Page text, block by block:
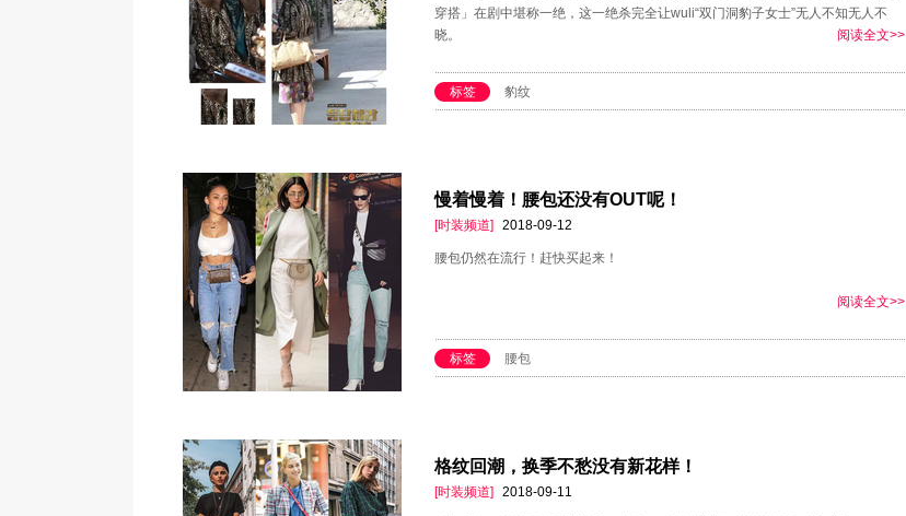
穿搭」在剧中堪称一绝，这一绝杀完全让wuli“双门洞豹子女士”无人不知无人不
晓。
阅读全文>>
标签 豹纹
慢着慢着！腰包还没有OUT呢！
[时装频道] 2018-09-12
腰包仍然在流行！赶快买起来！
阅读全文>>
标签 腰包
格纹回潮，换季不愁没有新花样！
[时装频道] 2018-09-11